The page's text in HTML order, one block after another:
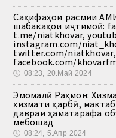
Саҳифаҳои расмии
шабакаҳои иҷтимоӣ:
t.me/niatkhovar,
instagram.com/
twitter.com/niatkhovar,
facebook.com/
🕔 08:23, 20.Май 2024
Эмомалӣ Раҳмон:
хизмати ҳарбӣ,
давраи ҳаматарафа
мебошад
🕔 08:24, 5.Апр 2024